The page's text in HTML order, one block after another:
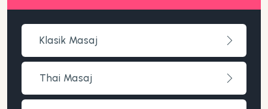
Klasik Masaj
Thai Masaj